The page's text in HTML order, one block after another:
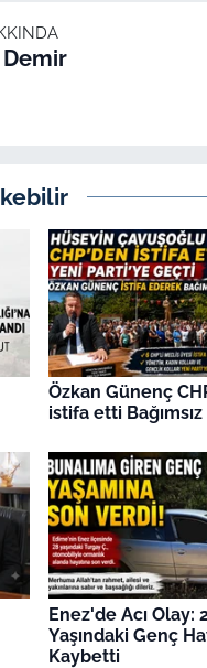
Özkan Günenç
istifa etti Bağımsız
Enez'de Acı Olay:
Yaşındaki Genç
Kaybetti